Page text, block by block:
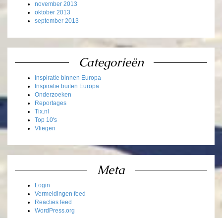
november 2013
oktober 2013
september 2013
Categorieën
Inspiratie binnen Europa
Inspiratie buiten Europa
Onderzoeken
Reportages
Tix.nl
Top 10's
Vliegen
Meta
Login
Vermeldingen feed
Reacties feed
WordPress.org